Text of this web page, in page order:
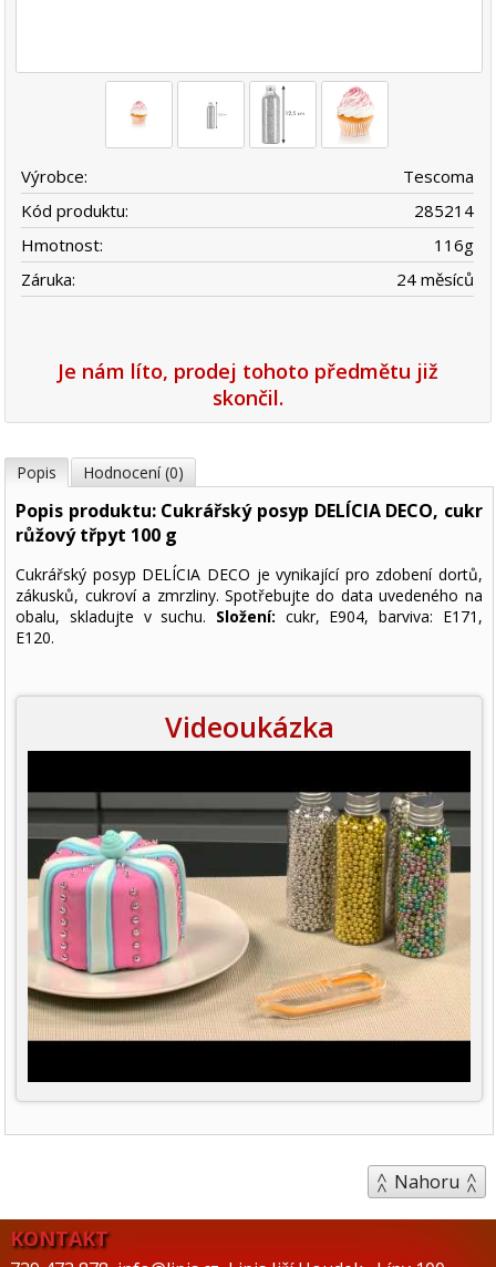
Výrobce:
Tescoma
Kód produktu:
285214
Hmotnost:
116g
Záruka:
24 měsíců
Je nám líto, prodej tohoto předmětu již
skončil.
Popis Hodnocení (0)
Popis produktu: Cukrářský posyp DELÍCIA DECO, cukr
růžový třpyt 100 g
Cukrářský posyp DELÍCIA DECO je vynikající pro zdobení dortů,
zákusků, cukroví a zmrzliny. Spotřebujte do data uvedeného na
obalu, skladujte v suchu. Složení: cukr, E904, barviva: E171,
E120.
Videoukázka
Nahoru
KONTAKT